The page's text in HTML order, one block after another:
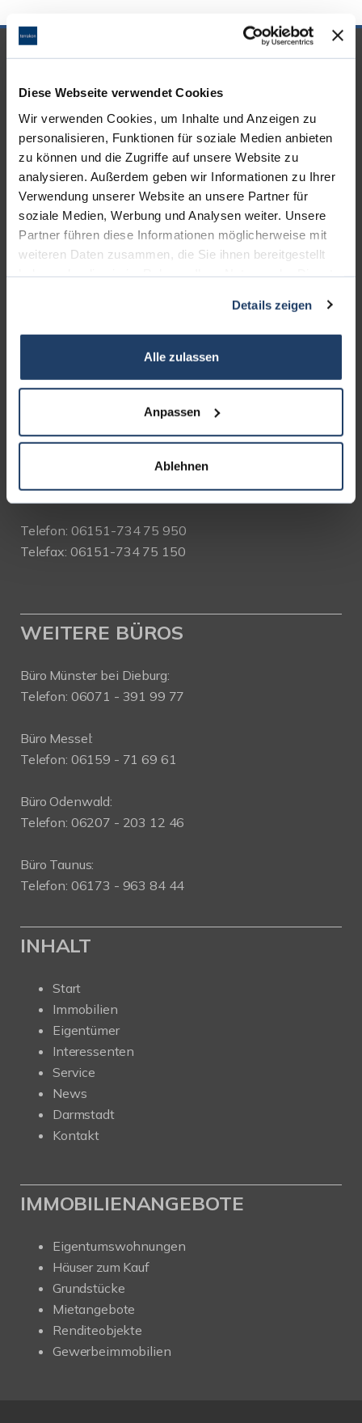
Diese Webseite verwendet Cookies
Wir verwenden Cookies, um Inhalte und Anzeigen zu
personalisieren, Funktionen für soziale Medien anbieten
zu können und die Zugriffe auf unsere Website zu
analysieren. Außerdem geben wir Informationen zu Ihrer
Verwendung unserer Website an unsere Partner für
soziale Medien, Werbung und Analysen weiter. Unsere
Partner führen diese Informationen möglicherweise mit
weiteren Daten zusammen, die Sie ihnen bereitgestellt
Details zeigen
Alle zulassen
Anpassen
Ablehnen
UNSERE PARTNER &
AUSZEICHNUNGEN
terrakon Immobilienberatung
Bad Nauheimer Straße 4
Bürozeiten:
Mo. - Fr. 9.00 - 18.00 Uhr
Sa. + So. nach Vereinbarung
Telefon: 06151-734 75 950
Telefax: 06151-734 75 150
WEITERE BÜROS
Büro Münster bei Dieburg:
Telefon: 06071 - 391 99 77
Büro Messel:
Telefon: 06159 - 71 69 61
Büro Odenwald:
Telefon: 06207 - 203 12 46
Büro Taunus:
Telefon: 06173 - 963 84 44
INHALT
Start
Immobilien
Eigentümer
Interessenten
Service
News
Darmstadt
Kontakt
IMMOBILIENANGEBOTE
Eigentumswohnungen
Häuser zum Kauf
Grundstücke
Mietangebote
Renditeobjekte
Gewerbeimmobilien